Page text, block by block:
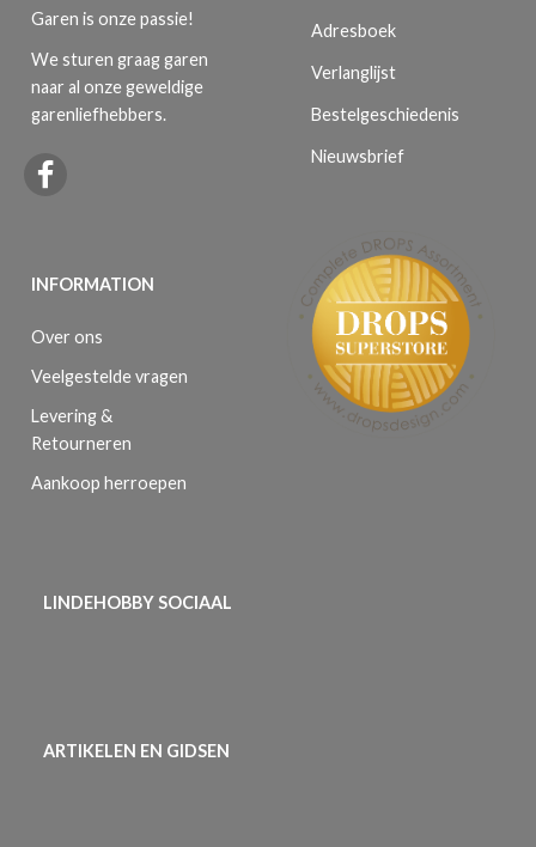
Garen is onze passie!
We sturen graag garen
naar al onze geweldige
garenliefhebbers.
INFORMATION
Over ons
Veelgestelde vragen
Levering &
Retourneren
Aankoop herroepen
Adresboek
Verlanglijst
Bestelgeschiedenis
Nieuwsbrief
LINDEHOBBY SOCIAAL
ARTIKELEN EN GIDSEN